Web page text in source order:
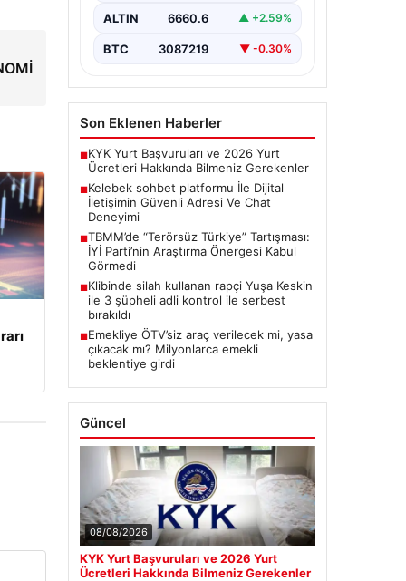
Günümüzde…
ALTIN 6660.6 ▲ +2.59%
BTC 3087219 ▼ -0.30%
Son Eklenen Haberler
■KYK Yurt Başvuruları ve 2026 Yurt
Ücretleri Hakkında Bilmeniz Gerekenler
■Kelebek sohbet platformu İle Dijital
İletişimin Güvenli Adresi Ve Chat
Deneyimi
■TBMM’de “Terörsüz Türkiye” Tartışması:
İYİ Parti’nin Araştırma Önergesi Kabul
Görmedi
■Klibinde silah kullanan rapçi Yuşa Keskin
ile 3 şüpheli adli kontrol ile serbest
bırakıldı
■Emekliye ÖTV’siz araç verilecek mi, yasa
çıkacak mı? Milyonlarca emekli
beklentiye girdi
Güncel
08/08/2026
KYK Yurt Başvuruları ve 2026 Yurt
Ücretleri Hakkında Bilmeniz Gerekenler